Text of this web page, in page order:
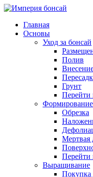
Главная
Основы
Уход за бонсай
Полив
Грунт
Перейти
Обрезка
Мертвая
Перейти
Выращивание
Покупка